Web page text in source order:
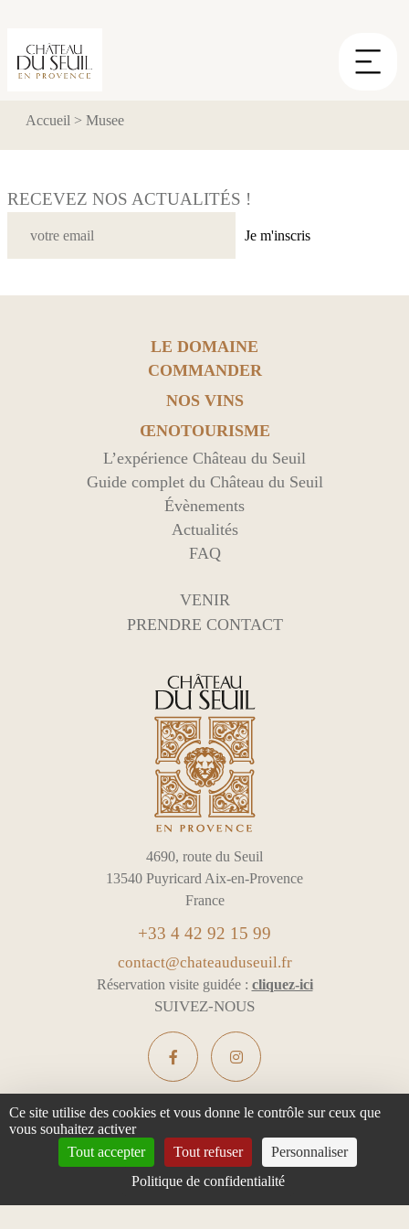
Accueil > Musee
RECEVEZ NOS ACTUALITÉS !
Je m'inscris
LE DOMAINE
COMMANDER
NOS VINS
ŒNOTOURISME
L’expérience Château du Seuil
Guide complet du Château du Seuil
Évènements
Actualités
FAQ
VENIR
PRENDRE CONTACT
4690, route du Seuil
13540 Puyricard Aix-en-Provence
France
+33 4 42 92 15 99
contact@chateauduseuil.fr
Réservation visite guidée : cliquez-ici
SUIVEZ-NOUS
L'ABUS D'ALCOOL EST DANGEREUX POUR LA SANTÉ -
À CONSOMMER AVEC MODÉRATION
Ce site utilise des cookies et vous donne le contrôle sur ceux que
vous souhaitez activer
Tout accepter
Tout refuser
Personnaliser
Politique de confidentialité